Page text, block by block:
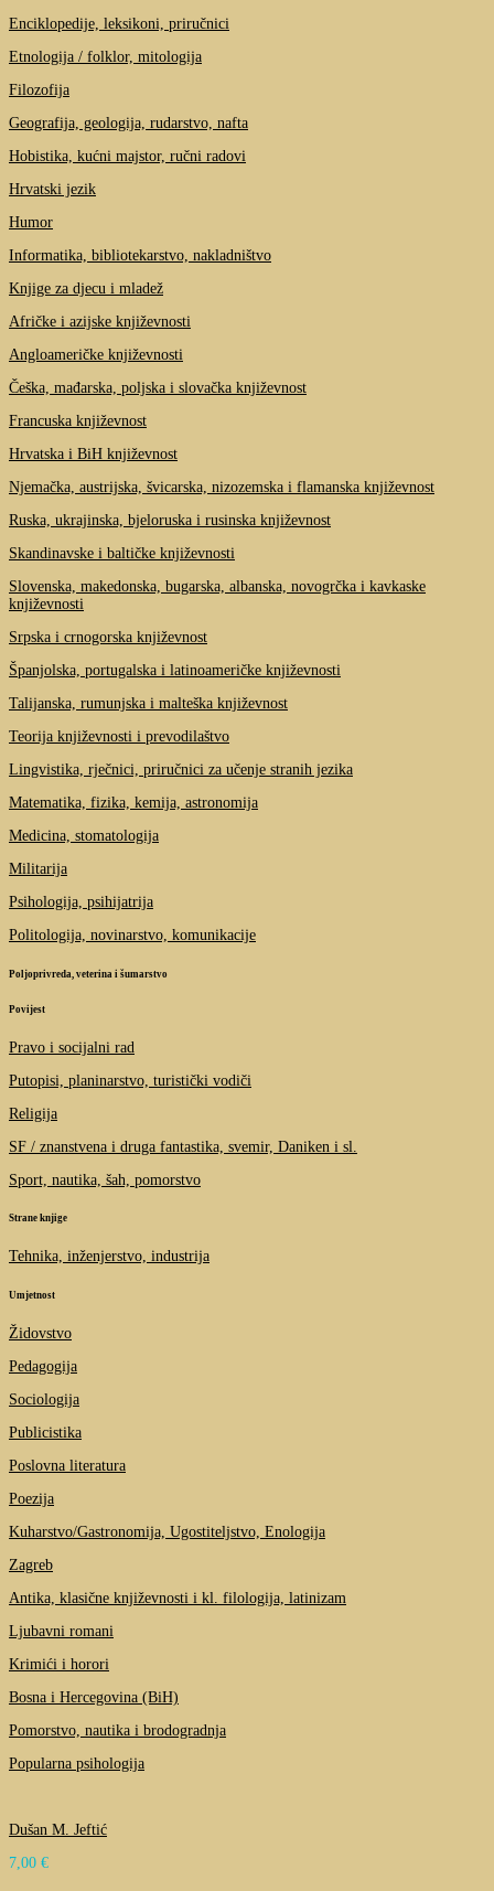
Enciklopedije, leksikoni, priručnici
Etnologija / folklor, mitologija
Filozofija
Geografija, geologija, rudarstvo, nafta
Hobistika, kućni majstor, ručni radovi
Hrvatski jezik
Humor
Informatika, bibliotekarstvo, nakladništvo
Knjige za djecu i mladež
Afričke i azijske književnosti
Angloameričke književnosti
Češka, mađarska, poljska i slovačka književnost
Francuska književnost
Hrvatska i BiH književnost
Njemačka, austrijska, švicarska, nizozemska i flamanska književnost
Ruska, ukrajinska, bjeloruska i rusinska književnost
Skandinavske i baltičke književnosti
Slovenska, makedonska, bugarska, albanska, novogrčka i kavkaske
književnosti
Srpska i crnogorska književnost
Španjolska, portugalska i latinoameričke književnosti
Talijanska, rumunjska i malteška književnost
Teorija književnosti i prevodilaštvo
Lingvistika, rječnici, priručnici za učenje stranih jezika
Matematika, fizika, kemija, astronomija
Medicina, stomatologija
Militarija
Psihologija, psihijatrija
Politologija, novinarstvo, komunikacije
Poljoprivreda, veterina i šumarstvo
Povijest
Pravo i socijalni rad
Putopisi, planinarstvo, turistički vodiči
Religija
SF / znanstvena i druga fantastika, svemir, Daniken i sl.
Sport, nautika, šah, pomorstvo
Strane knjige
Tehnika, inženjerstvo, industrija
Umjetnost
Židovstvo
Pedagogija
Sociologija
Publicistika
Poslovna literatura
Poezija
Kuharstvo/Gastronomija, Ugostiteljstvo, Enologija
Zagreb
Antika, klasične književnosti i kl. filologija, latinizam
Ljubavni romani
Krimići i horori
Bosna i Hercegovina (BiH)
Pomorstvo, nautika i brodogradnja
Popularna psihologija
Dušan M. Jeftić
7,00 €